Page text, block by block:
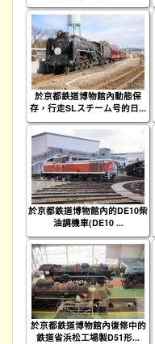
於京都鉄道博物館內動態保
存，行走SLスチーム号的日...
於京都鉄道博物館內的DE10柴
油調機車(DE10 ...
於京都鉄道博物館內復修中的
鉄道省浜松工場製D51形...